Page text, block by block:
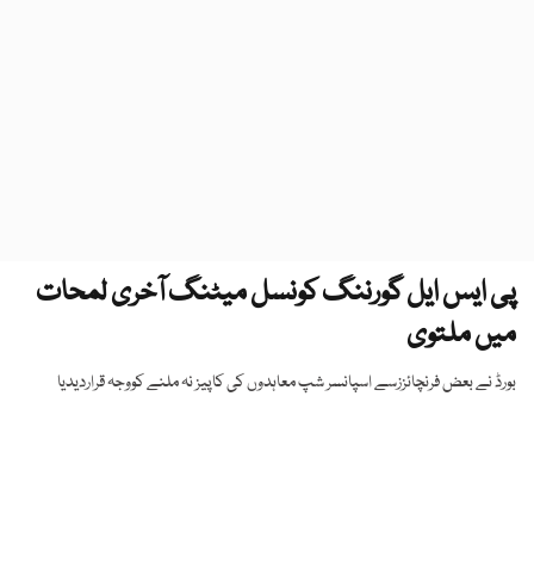
پی ایس ایل گورننگ کونسل میٹنگ آخری لمحات
میں ملتوی
بورڈ نے بعض فرنچائززسے اسپانسر شپ معاہدوں کی کاپیز نہ ملنے کووجہ قراردیدیا